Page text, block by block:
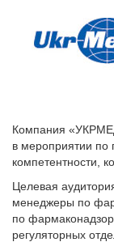
Компания
в мероприятии
компетентности,
Целевая
менеджеры по
по
регуляторных